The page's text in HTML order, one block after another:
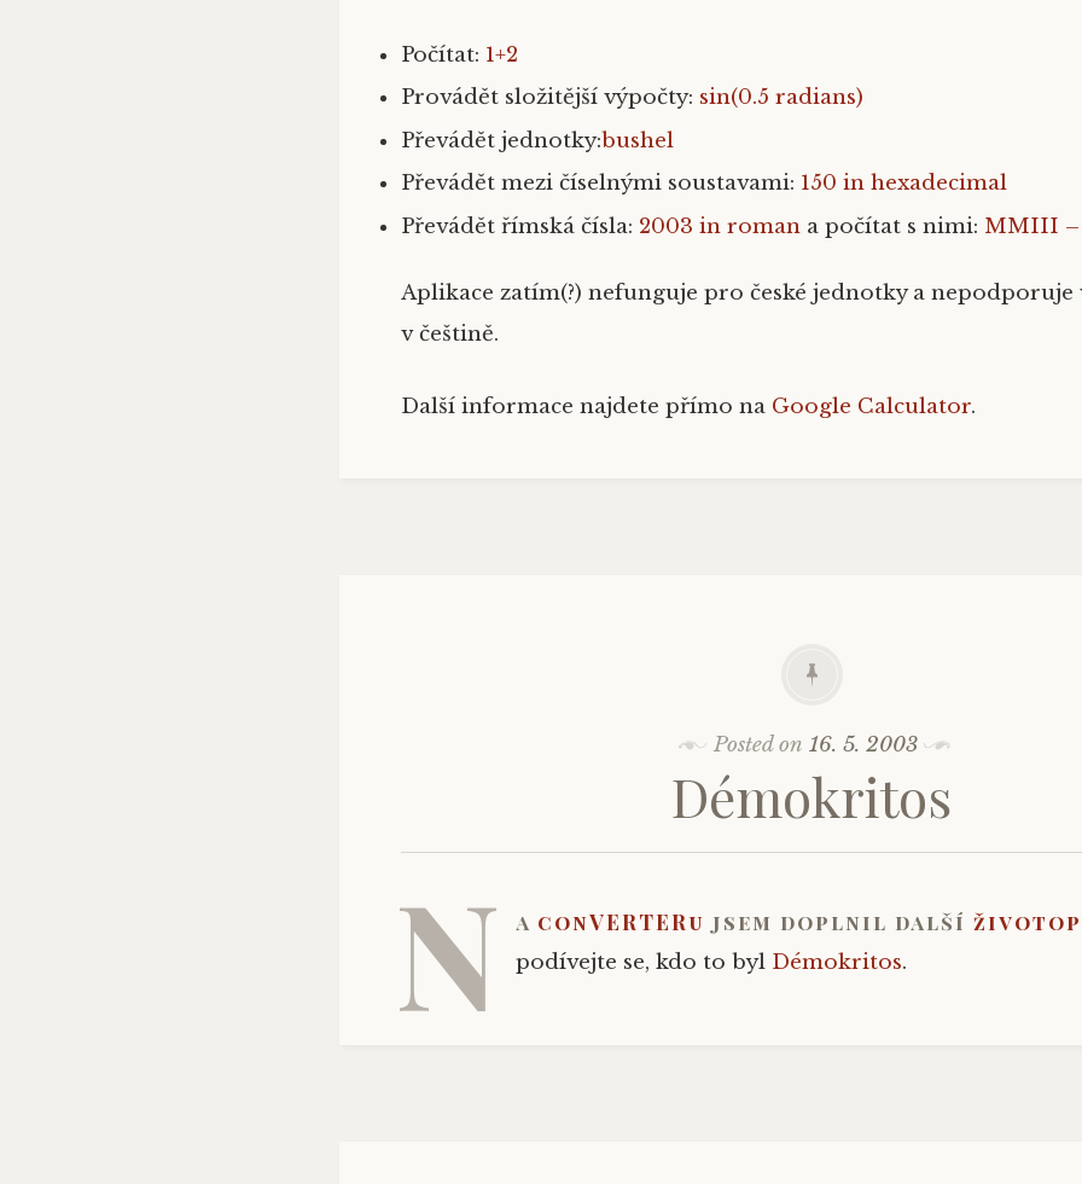
Počítat: 1+2
Provádět složitější výpočty: sin(0.5 radians)
Převádět jednotky:bushel
Převádět mezi číselnými soustavami: 150 in hexadecimal
Převádět římská čísla: 2003 in roman a počítat s nimi: MMIII
Aplikace zatím(?) nefunguje pro české jednotky a nepodporuje
v češtině.
Další informace najdete přímo na Google Calculator.
Posted on 16. 5. 2003
Démokritos
N a conVERTERu jsem doplnil další
podívejte se, kdo to byl Démokritos.